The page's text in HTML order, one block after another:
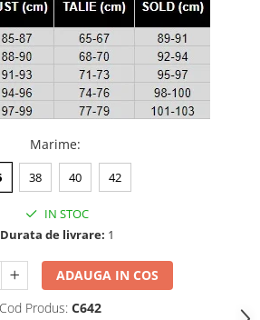
Marime:
38 40 42
IN STOC
Durata de livrare: 1
ADAUGA IN COS
Cod Produs: C642